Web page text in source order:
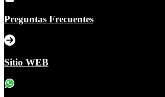
Preguntas Frecuentes
Sitio WEB